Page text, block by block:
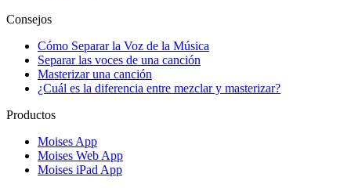
Consejos
Cómo Separar la Voz de la Música
Separar las voces de una canción
Masterizar una canción
¿Cuál es la diferencia entre mezclar y masterizar?
Productos
Moises App
Moises Web App
Moises iPad App